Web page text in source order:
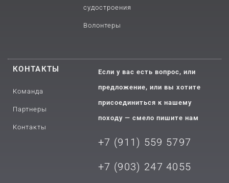
судостроения
Волонтеры
КОНТАКТЫ
Команда
Партнеры
Контакты
Если у вас есть вопрос, или
предложение, или вы хотите
присоединиться к нашему
походу — смело пишите нам
+7 (911) 559 5797
+7 (903) 247 4055